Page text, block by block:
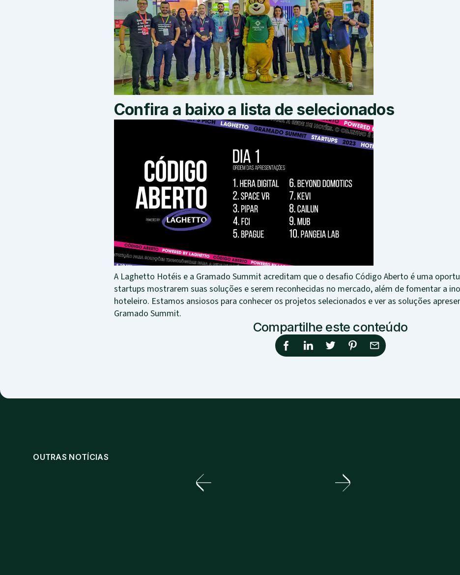
Confira a baixo a lista de selecionados
A Laghetto Hotéis e a Gramado Summit acreditam que o desafio Código Aberto é uma
startups mostrarem suas soluções e serem reconhecidas no mercado, além de fomentar a
hoteleiro. Estamos ansiosos para conhecer os projetos selecionados e ver as soluções
Gramado Summit.
Compartilhe este conteúdo
OUTRAS NOTÍCIAS